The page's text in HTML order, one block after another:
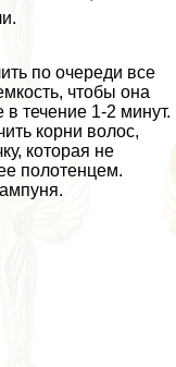
по очереди все
чтобы она
течение 1-2 минут.
корни волос,
которая не
полотенцем.